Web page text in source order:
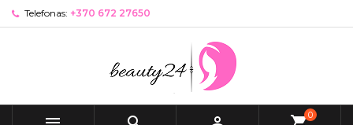
Telefonas: +370 672 27650
0